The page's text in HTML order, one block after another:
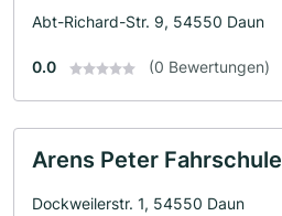
Abt-Richard-Str. 9, 54550 Daun
0.0 (0 Bewertungen)
Arens Peter Fahrschule
Dockweilerstr. 1, 54550 Daun